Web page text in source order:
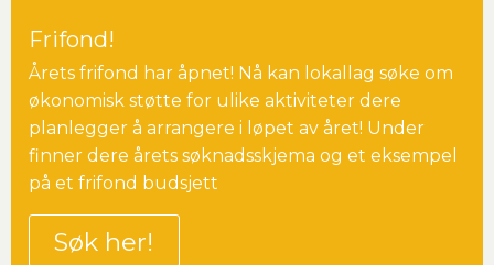
Frifond!
Årets frifond har åpnet! Nå kan lokallag søke om
økonomisk støtte for ulike aktiviteter dere
planlegger å arrangere i løpet av året! Under
finner dere årets søknadsskjema og et eksempel
på et frifond budsjett
Søk her!